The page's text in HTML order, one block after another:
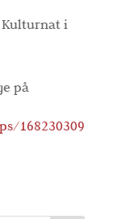
Kulturnat i
på
168230309